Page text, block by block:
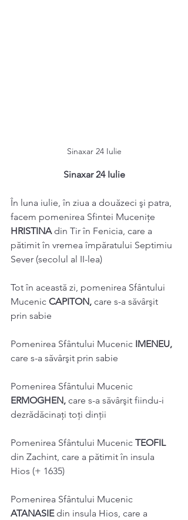
Sinaxar 24 Iulie
Sinaxar 24 Iulie
În luna iulie, în ziua a douăzeci şi patra,
facem pomenirea Sfintei Muceniţe
HRISTINA din Tir în Fenicia, care a
pătimit în vremea împăratului Septimiu
Sever (secolul al II-lea)
Tot în această zi, pomenirea Sfântului
Mucenic CAPITON, care s-a săvârşit
prin sabie
Pomenirea Sfântului Mucenic IMENEU,
care s-a săvârşit prin sabie
Pomenirea Sfântului Mucenic
ERMOGHEN, care s-a săvârşit fiindu-i
dezrădăcinați toți dinţii
Pomenirea Sfântului Mucenic TEOFIL
din Zachint, care a pătimit în insula
Hios (+ 1635)
Pomenirea Sfântului Mucenic
ATANASIE din insula Hios, care a